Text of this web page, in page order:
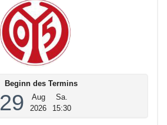
Beginn des Termins
29
Aug
2026
Sa.
15:30